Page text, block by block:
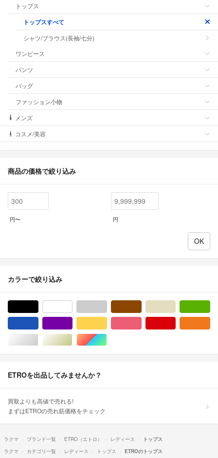
トップス
トップスすべて
シャツ/ブラウス(長袖/七分)
ワンピース
パンツ
バッグ
ファッション小物
メンズ
コスメ/美容
商品の価格で絞り込み
円〜 円
カラーで絞り込み
シルバー/銀色系ゴールド/金色系マルチカラー
ETROを出品してみませんか？
買取よりも高値で売れる!
まずはETROの売れ筋価格をチェック
ラクマ ブランド一覧 ETRO（エトロ） レディース
トップス
ラクマ
カテゴリ一覧 レディース トップス ETROのトップス